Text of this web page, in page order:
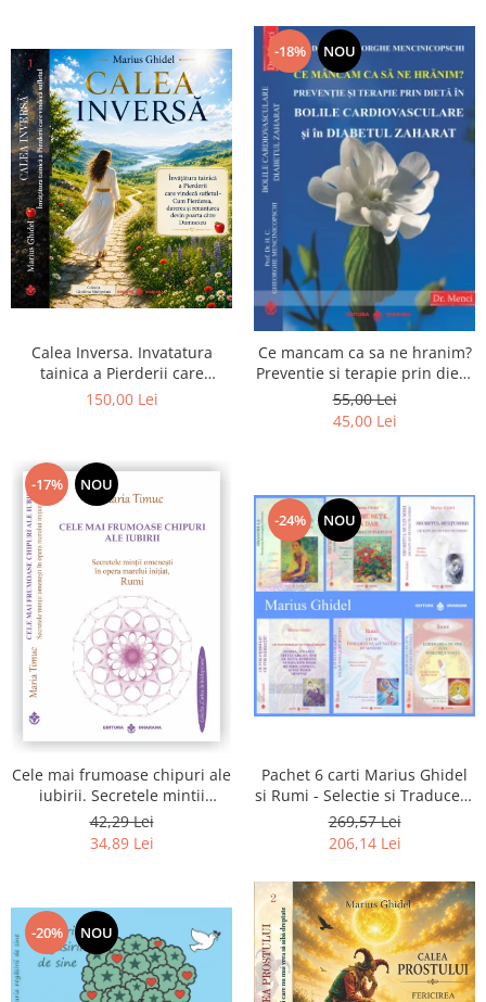
Calea Inversa. Invatatura
tainica a Pierderii care
vindeca sufletul - Cum
150,00 Lei
-18% NOU
Ce mancam ca sa ne hranim?
Preventie si terapie prin dieta
in bolile cardiovasculare si in
diabetul zaharat
55,00 Lei
45,00 Lei
-17% NOU
Cele mai frumoase chipuri ale
iubirii. Secretele mintii
omenesti in opera marelui
initiat, Rumi
42,29 Lei
34,89 Lei
-24% NOU
Pachet 6 carti Marius Ghidel
si Rumi - Selectie si Traducere
de Marius Ghidel
269,57 Lei
206,14 Lei
-20% NOU